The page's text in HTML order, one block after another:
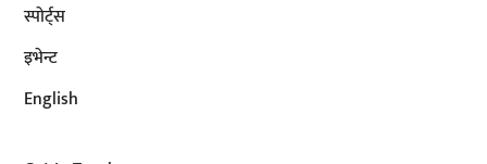
स्पोर्ट्स
इभेन्ट
English